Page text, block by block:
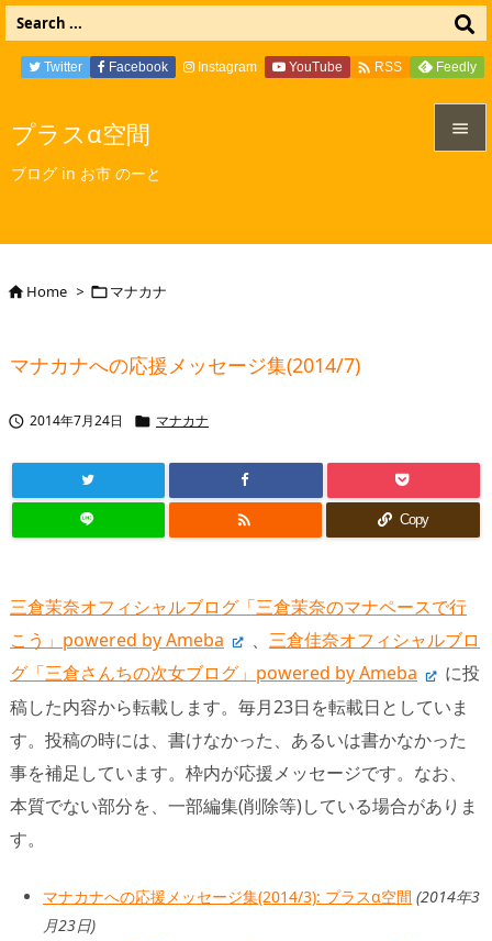
プラスα空間
ブログ in お市 のーと

Twitter Facebook Instagram YouTube  RSS Feedly
Home > マナカナ
マナカナへの応援メッセージ集(2014/7)
 2014年7月24日  マナカナ
 Copy
三倉茉奈オフィシャルブログ「三倉茉奈のマナペースで行
こう」powered by Ameba
、 三倉佳奈オフィシャルブロ
グ「三倉さんちの次女ブログ」powered by Ameba
に投
稿した内容から転載します。毎月23日を転載日としていま
す。投稿の時には、書けなかった、あるいは書かなかった
事を補足しています。枠内が応援メッセージです。なお、
本質でない部分を、一部編集(削除等)している場合がありま
す。
マナカナへの応援メッセージ集(2014/3): プラスα空間 (2014年3
月23日)